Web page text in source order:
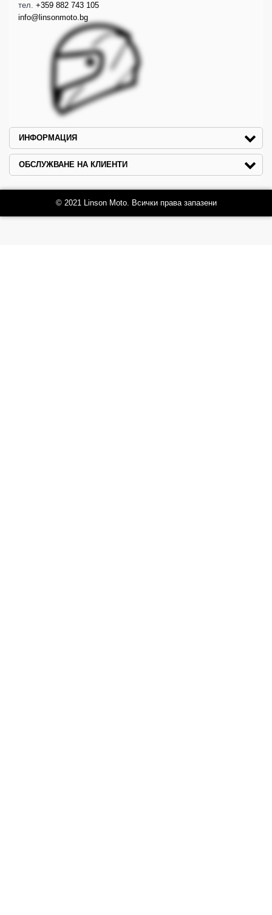
тел. +359 882 743 105
info@linsonmoto.bg
ИНФОРМАЦИЯ
ОБСЛУЖВАНЕ НА КЛИЕНТИ
© 2021 Linson Moto. Всички права запазени